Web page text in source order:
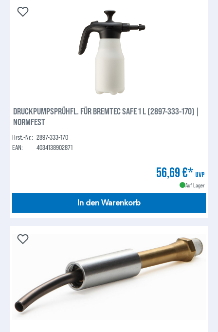
DRUCKPUMPSPRÜHFL. FÜR BREMTEC SAFE 1 L (2897-333-170) |
NORMFEST
Hrst.-Nr.: 2897-333-170
EAN:
4034138902871
56,69 €* UVP
Auf Lager
In den Warenkorb